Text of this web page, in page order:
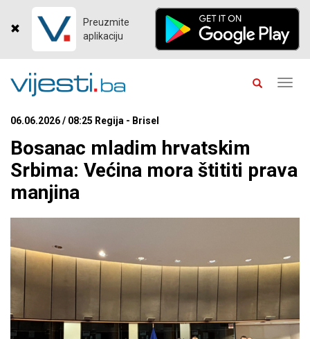
Preuzmite
aplikaciju
06.06.2026 / 08:25 Regija - Brisel
Bosanac mladim hrvatskim
Srbima: Većina mora štititi prava
manjina